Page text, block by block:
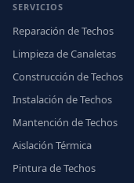
SERVICIOS
Reparación de Techos
Limpieza de Canaletas
Construcción de Techos
Instalación de Techos
Mantención de Techos
Aislación Térmica
Pintura de Techos